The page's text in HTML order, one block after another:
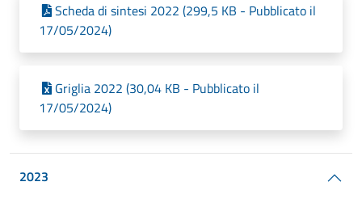
Scheda di sintesi 2022 (299,5 KB - Pubblicato il
17/05/2024)
Griglia 2022 (30,04 KB - Pubblicato il
17/05/2024)
2023